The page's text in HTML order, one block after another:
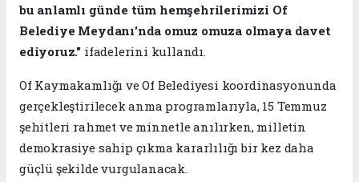
bu anlamlı günde tüm hemşehrilerimizi Of
Belediye Meydanı'nda omuz omuza olmaya davet
ediyoruz." ifadelerini kullandı.
Of Kaymakamlığı ve Of Belediyesi koordinasyonunda
gerçekleştirilecek anma programlarıyla, 15 Temmuz
şehitleri rahmet ve minnetle anılırken, milletin
demokrasiye sahip çıkma kararlılığı bir kez daha
güçlü şekilde vurgulanacak.